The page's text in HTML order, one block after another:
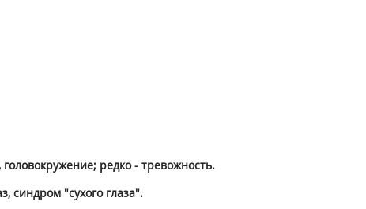
редко - тревожность.
синдром "сухого глаза".